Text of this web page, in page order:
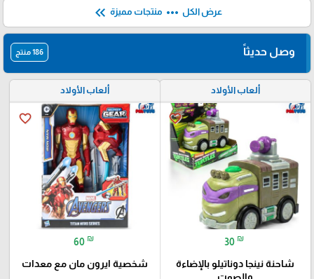
keyboard_double_arrow_left
وصل حديثاً 186 منتج
ألعاب الأولاد
favorite_border
شاحنة نينجا دوناتيلو بالإضاءة
ألعاب الأولاد
favorite_border
شخصية ايرون مان مع معدات